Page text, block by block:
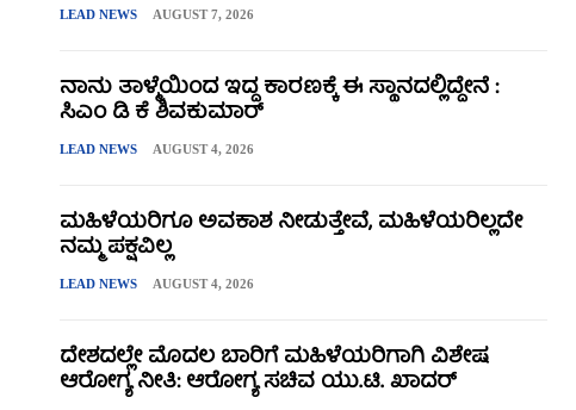
LEAD NEWS AUGUST 7, 2026
ನಾನು ತಾಳ್ಮೆಯಿಂದ ಇದ್ದ ಕಾರಣಕ್ಕೆ ಈ ಸ್ಥಾನದಲ್ಲಿದ್ದೇನೆ :
ಸಿಎಂ ಡಿ ಕೆ ಶಿವಕುಮಾರ್
LEAD NEWS AUGUST 4, 2026
ಮಹಿಳೆಯರಿಗೂ ಅವಕಾಶ ನೀಡುತ್ತೇವೆ, ಮಹಿಳೆಯರಿಲ್ಲದೇ
ನಮ್ಮ ಪಕ್ಷವಿಲ್ಲ
LEAD NEWS AUGUST 4, 2026
ದೇಶದಲ್ಲೇ ಮೊದಲ ಬಾರಿಗೆ ಮಹಿಳೆಯರಿಗಾಗಿ ವಿಶೇಷ
ಆರೋಗ್ಯ ನೀತಿ: ಆರೋಗ್ಯ ಸಚಿವ ಯು.ಟಿ. ಖಾದರ್